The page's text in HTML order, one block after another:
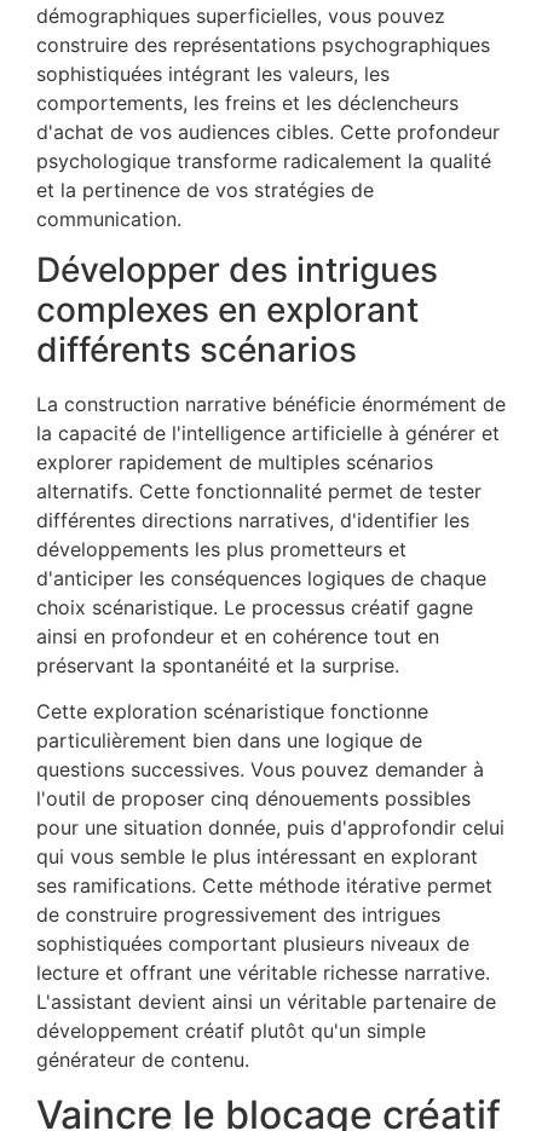
démographiques superficielles, vous pouvez
construire des représentations psychographiques
sophistiquées intégrant les valeurs, les
comportements, les freins et les déclencheurs
d'achat de vos audiences cibles. Cette profondeur
psychologique transforme radicalement la qualité
et la pertinence de vos stratégies de
communication.
Développer des intrigues
complexes en explorant
différents scénarios
La construction narrative bénéficie énormément de
la capacité de l'intelligence artificielle à générer et
explorer rapidement de multiples scénarios
alternatifs. Cette fonctionnalité permet de tester
différentes directions narratives, d'identifier les
développements les plus prometteurs et
d'anticiper les conséquences logiques de chaque
choix scénaristique. Le processus créatif gagne
ainsi en profondeur et en cohérence tout en
préservant la spontanéité et la surprise.
Cette exploration scénaristique fonctionne
particulièrement bien dans une logique de
questions successives. Vous pouvez demander à
l'outil de proposer cinq dénouements possibles
pour une situation donnée, puis d'approfondir celui
qui vous semble le plus intéressant en explorant
ses ramifications. Cette méthode itérative permet
de construire progressivement des intrigues
sophistiquées comportant plusieurs niveaux de
lecture et offrant une véritable richesse narrative.
L'assistant devient ainsi un véritable partenaire de
développement créatif plutôt qu'un simple
générateur de contenu.
Vaincre le blocage créatif